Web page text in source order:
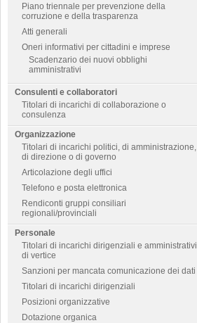
Piano triennale per prevenzione della
corruzione e della trasparenza
Atti generali
Oneri informativi per cittadini e imprese
Scadenzario dei nuovi obblighi
amministrativi
Consulenti e collaboratori
Titolari di incarichi di collaborazione o
consulenza
Organizzazione
Titolari di incarichi politici, di amministrazione,
di direzione o di governo
Articolazione degli uffici
Telefono e posta elettronica
Rendiconti gruppi consiliari
regionali/provinciali
Personale
Titolari di incarichi dirigenziali e amministrativi
di vertice
Sanzioni per mancata comunicazione dei dati
Titolari di incarichi dirigenziali
Posizioni organizzative
Dotazione organica